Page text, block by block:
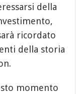
della
ricordato
della storia
momento